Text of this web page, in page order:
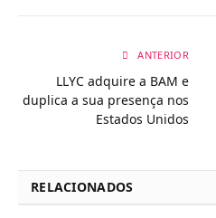
ANTERIOR
LLYC adquire a BAM e
duplica a sua presença nos
Estados Unidos
RELACIONADOS